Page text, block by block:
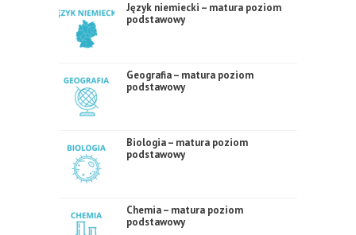
Język niemiecki – matura poziom
podstawowy
Geografia – matura poziom
podstawowy
Biologia – matura poziom
podstawowy
Chemia – matura poziom
podstawowy